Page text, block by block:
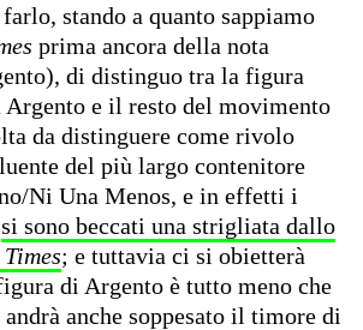
stando a quanto sappiamo
prima ancora della nota
di distinguo tra la figura
e il resto del movimento
da distinguere come rivolo
del più largo contenitore
Ni Una Menos, e in effetti i
si sono beccati una strigliata dallo
; e tuttavia ci si obietterà
di Argento è tutto meno che
anche soppesato il timore di